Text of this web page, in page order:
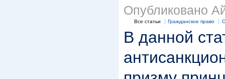
Опубликовано
Все статьи Гражданское право
В данной